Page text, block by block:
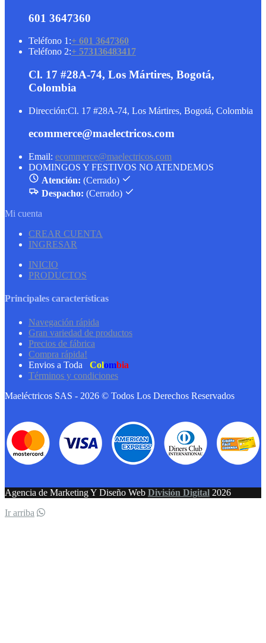
601 3647360
Teléfono 1:+ 601 3647360
Teléfono 2:+ 573136483417
Cl. 17 #28A-74, Los Mártires, Bogotá,
Colombia
Dirección:Cl. 17 #28A-74, Los Mártires, Bogotá, Colombia
ecommerce@maelectricos.com
Email: ecommerce@maelectricos.com
DOMINGOS Y FESTIVOS NO ATENDEMOS
Atención: (Cerrado)
Despacho: (Cerrado)
Mi cuenta
CREAR CUENTA
INGRESAR
INICIO
PRODUCTOS
Principales características
Navegación rápida
Gran variedad de productos
Precios de fábrica
Compra rápida!
Envios a Toda
Colombia
Términos y condiciones
Maeléctricos SAS - 2026 © Todos Los Derechos Reservados
Agencia de Marketing Y Diseño Web División Digital 2026
Ir arriba